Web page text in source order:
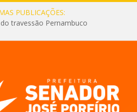
PUBLICAÇÕES:
travessão Pernambuco